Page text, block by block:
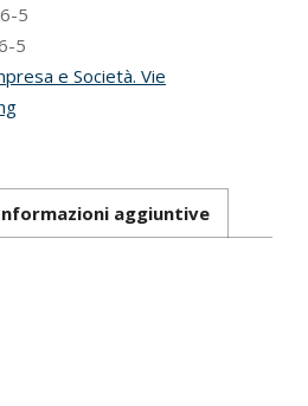
5
5
e Società. Vie
aggiuntive